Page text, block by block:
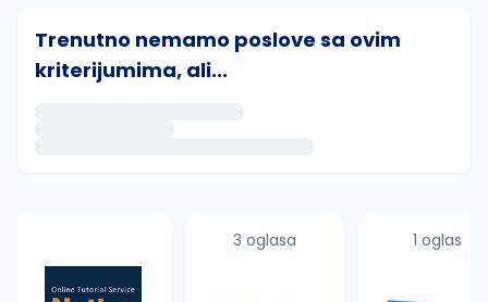
Trenutno nemamo poslove sa ovim
kriterijumima, ali...
Takođe možete da:
3 oglasa 1 oglas